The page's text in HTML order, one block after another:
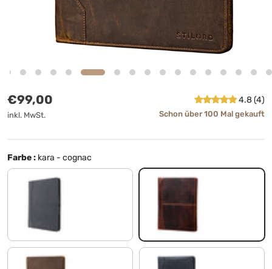
Normaler Preis
€99,00
inkl. MwSt.
4.8 (4)
Schon über 100 Mal gekauft
Farbe : kara - cognac
kara - cognac